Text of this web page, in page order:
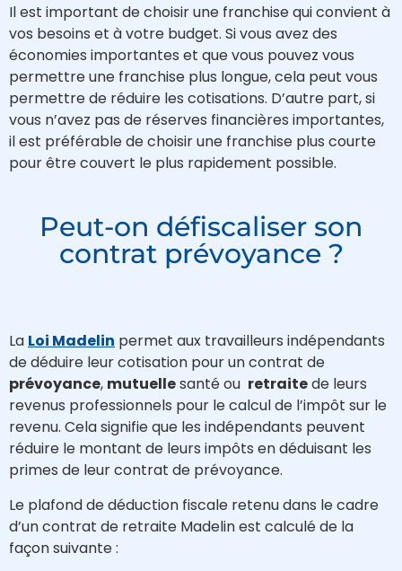
Il est important de choisir une franchise qui convient à
vos besoins et à votre budget. Si vous avez des
économies importantes et que vous pouvez vous
permettre une franchise plus longue, cela peut vous
permettre de réduire les cotisations. D’autre part, si
vous n’avez pas de réserves financières importantes,
il est préférable de choisir une franchise plus courte
pour être couvert le plus rapidement possible.
Peut-on défiscaliser son
contrat prévoyance ?
La Loi Madelin permet aux travailleurs indépendants
de déduire leur cotisation pour un contrat de
prévoyance, mutuellesanté ou retraitede leurs
revenus professionnels pour le calcul de l’impôt sur le
revenu. Cela signifie que les indépendants peuvent
réduire le montant de leurs impôts en déduisant les
primes de leur contrat de prévoyance.
Le plafond de déduction fiscale retenu dans le cadre
d’un contrat de retraite Madelin est calculé de la
façon suivante :